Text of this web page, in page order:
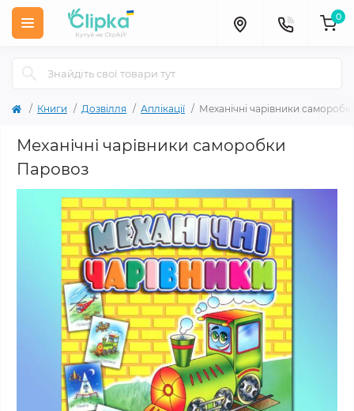
0
Книги Дозвілля Аплікації Механічні чарівники
Механічні чарівники саморобки
Паровоз